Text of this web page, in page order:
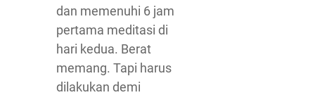
dan memenuhi 6 jam
pertama meditasi di
hari kedua. Berat
memang. Tapi harus
dilakukan demi